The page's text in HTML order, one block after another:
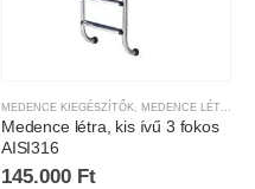
MEDENCE KIEGÉSZÍTŐK, MEDENCE LÉTRÁK
Medence létra, kis ívű 3 fokos
AISI316
145.000 Ft